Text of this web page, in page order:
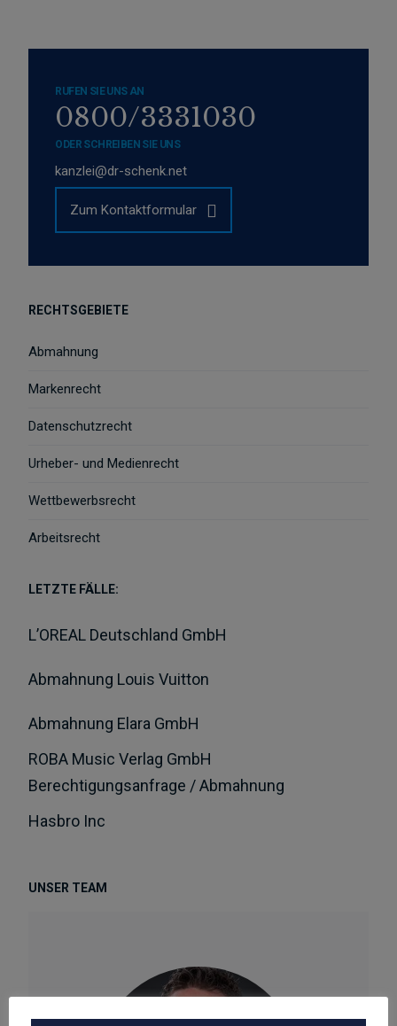
RUFEN SIE UNS AN
0800/3331030
ODER SCHREIBEN SIE UNS
kanzlei@dr-schenk.net
Zum Kontaktformular
RECHTSGEBIETE
Abmahnung
Markenrecht
Datenschutzrecht
Urheber- und Medienrecht
Wettbewerbsrecht
Arbeitsrecht
LETZTE FÄLLE:
L’OREAL Deutschland GmbH
Abmahnung Louis Vuitton
Abmahnung Elara GmbH
ROBA Music Verlag GmbH
Berechtigungsanfrage / Abmahnung
Hasbro Inc
UNSER TEAM